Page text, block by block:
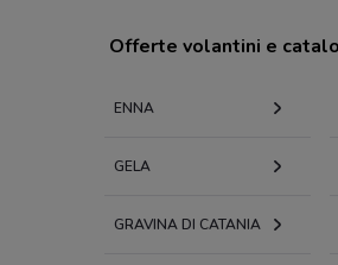
Offerte volantini e
ENNA
GELA
GRAVINA DI CATANIA